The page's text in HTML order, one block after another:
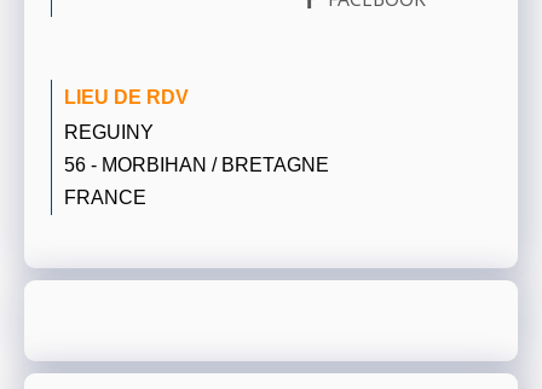
LIEU DE RDV
REGUINY
56 - MORBIHAN / BRETAGNE
FRANCE